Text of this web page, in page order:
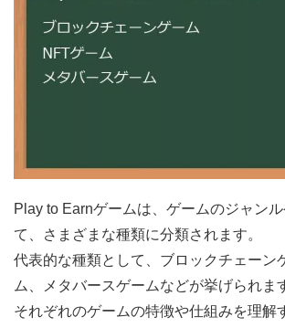
Play to Earnゲームは、ゲームのジャン
て、さまざまな種類に分類されます。
代表的な種類として、ブロックチェーン
ム、メタバースゲームなどが挙げられま
それぞれのゲームの特徴や仕組みを理解